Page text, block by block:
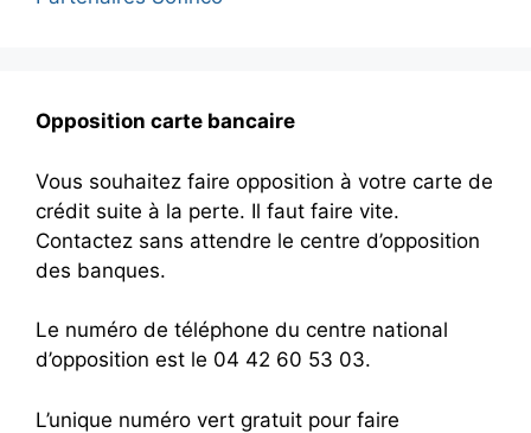
Opposition carte bancaire
Vous souhaitez faire opposition à votre carte de
crédit suite à la perte. Il faut faire vite.
Contactez sans attendre le centre d’opposition
des banques.
Le numéro de téléphone du centre national
d’opposition est le 04 42 60 53 03.
L’unique numéro vert gratuit pour faire